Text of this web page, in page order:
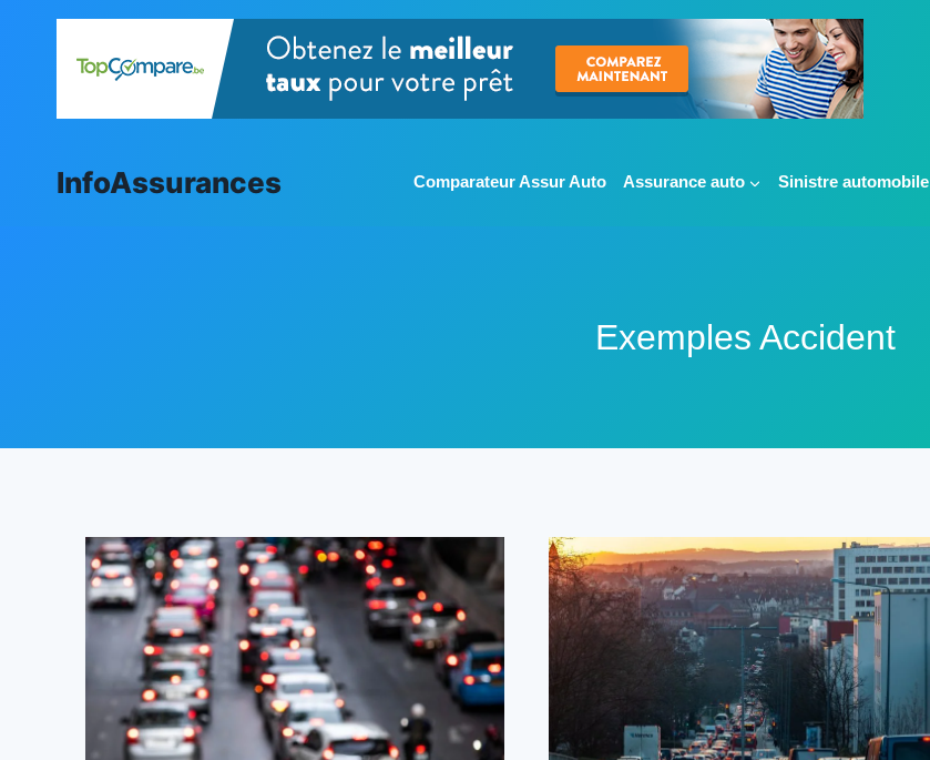
InfoAssurances Comparateur Assur Auto Assurance auto Sinistre automobile
Exemples Accident